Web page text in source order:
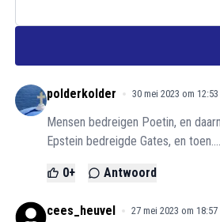
polderkolder 30 mei 2023 om 12:53
Mensen bedreigen Poetin, en
Epstein bedreigde Gates, en toen....
0+ Antwoord
cees_heuvel 27 mei 2023 om 18:57